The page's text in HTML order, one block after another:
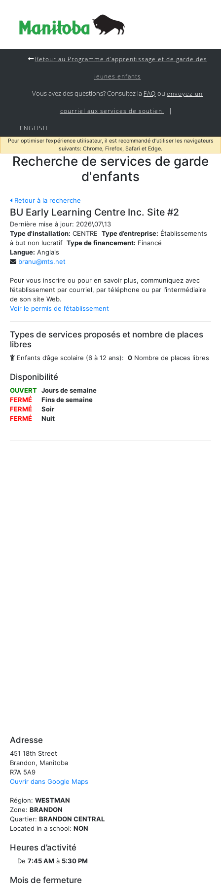
Retour au Programme d'apprentissage et de garde des
jeunes enfants
Vous avez des questions? Consultez la FAQ ou envoyez un
courriel aux services de soutien. |
ENGLISH
Pour optimiser l’expérience utilisateur, il est recommandé d’utiliser les navigateurs
suivants: Chrome, Firefox, Safari et Edge.
Recherche de services de garde
d'enfants
Retour à la recherche
BU Early Learning Centre Inc. Site #2
Dernière mise à jour: 2026\07\13
Type d'installation: CENTRE Type d’entreprise: Établissements
à but non lucratif Type de financement: Financé
Langue: Anglais
branu@mts.net
Pour vous inscrire ou pour en savoir plus, communiquez avec
l’établissement par courriel, par téléphone ou par l’intermédiaire
de son site Web.
Voir le permis de l’établissement
Types de services proposés et nombre de places
libres
Enfants d’âge scolaire (6 à 12 ans): 0 Nombre de places libres
Disponibilité
OUVERT Jours de semaine
FERMÉ
Fins de semaine
FERMÉ
Soir
FERMÉ
Nuit
Adresse
451 18th Street
Brandon, Manitoba
R7A 5A9
Ouvrir dans Google Maps
Région: WESTMAN
Zone: BRANDON
Quartier: BRANDON CENTRAL
Located in a school: NON
Heures d’activité
De 7:45 AM à 5:30 PM
Mois de fermeture